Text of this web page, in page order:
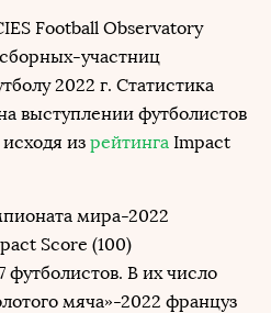
Football Observatory
участниц
2022 г. Статистика
выступлении футболистов
из рейтинга Impact
мира-2022
Score (100)
футболистов. В их число
мяча»-2022 француз